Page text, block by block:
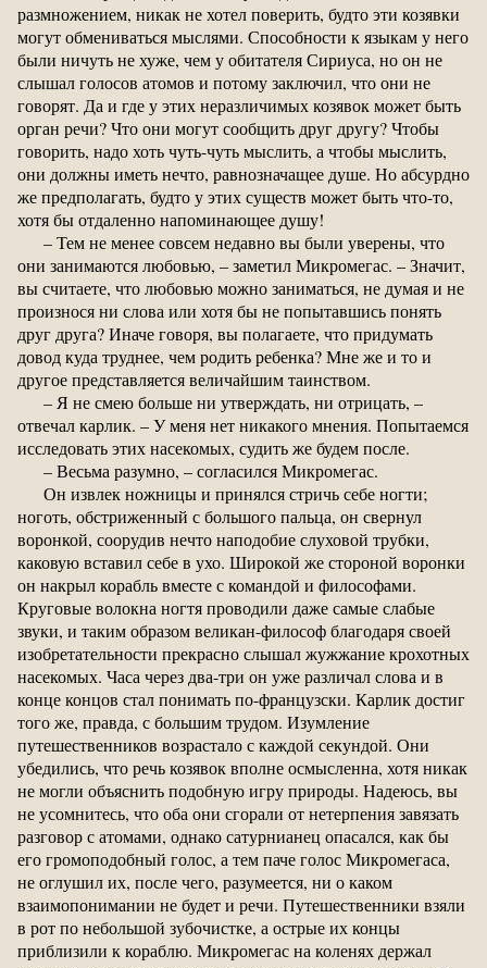
размножением, никак не хотел поверить, будто эти козявки
могут обмениваться мыслями. Способности к языкам у него
были ничуть не хуже, чем у обитателя Сириуса, но он не
слышал голосов атомов и потому заключил, что они не
говорят. Да и где у этих неразличимых козявок может быть
орган речи? Что они могут сообщить друг другу? Чтобы
говорить, надо хоть чуть-чуть мыслить, а чтобы мыслить,
они должны иметь нечто, равнозначащее душе. Но абсурдно
же предполагать, будто у этих существ может быть что-то,
хотя бы отдаленно напоминающее душу!
– Тем не менее совсем недавно вы были уверены, что
они занимаются любовью, – заметил Микромегас. – Значит,
вы считаете, что любовью можно заниматься, не думая и не
произнося ни слова или хотя бы не попытавшись понять
друг друга? Иначе говоря, вы полагаете, что придумать
довод куда труднее, чем родить ребенка? Мне же и то и
другое представляется величайшим таинством.
– Я не смею больше ни утверждать, ни отрицать, –
отвечал карлик. – У меня нет никакого мнения. Попытаемся
исследовать этих насекомых, судить же будем после.
– Весьма разумно, – согласился Микромегас.
Он извлек ножницы и принялся стричь себе ногти;
ноготь, обстриженный с большого пальца, он свернул
воронкой, соорудив нечто наподобие слуховой трубки,
каковую вставил себе в ухо. Широкой же стороной воронки
он накрыл корабль вместе с командой и философами.
Круговые волокна ногтя проводили даже самые слабые
звуки, и таким образом великан-философ благодаря своей
изобретательности прекрасно слышал жужжание крохотных
насекомых. Часа через два-три он уже различал слова и в
конце концов стал понимать по-французски. Карлик достиг
того же, правда, с большим трудом. Изумление
путешественников возрастало с каждой секундой. Они
убедились, что речь козявок вполне осмысленна, хотя никак
не могли объяснить подобную игру природы. Надеюсь, вы
не усомнитесь, что оба они сгорали от нетерпения завязать
разговор с атомами, однако сатурнианец опасался, как бы
его громоподобный голос, а тем паче голос Микромегаса,
не оглушил их, после чего, разумеется, ни о каком
взаимопонимании не будет и речи. Путешественники взяли
в рот по небольшой зубочистке, а острые их концы
приблизили к кораблю. Микромегас на коленях держал